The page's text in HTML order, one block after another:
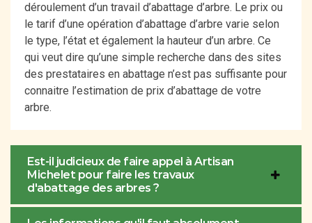
déroulement d’un travail d’abattage d’arbre. Le prix ou
le tarif d’une opération d’abattage d’arbre varie selon
le type, l’état et également la hauteur d’un arbre. Ce
qui veut dire qu’une simple recherche dans des sites
des prestataires en abattage n’est pas suffisante pour
connaitre l’estimation de prix d’abattage de votre
arbre.
Est-il judicieux de faire appel à Artisan
Michelet pour faire les travaux
d'abattage des arbres ?